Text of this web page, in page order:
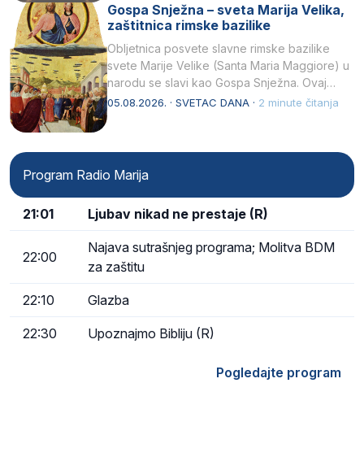
Gospa Snježna – sveta Marija Velika,
zaštitnica rimske bazilike
Obljetnica posvete slavne rimske bazilike
svete Marije Velike (Santa Maria Maggiore) u
narodu se slavi kao Gospa Snježna. Ovaj
naziv, Sancta Maria…
05.08.2026. · SVETAC DANA · 2 minute čitanja
Program Radio Marija
21:01 Ljubav nikad ne prestaje (R)
22:00
Najava sutrašnjeg programa; Molitva BDM
za zaštitu
22:10 Glazba
22:30 Upoznajmo Bibliju (R)
Pogledajte program